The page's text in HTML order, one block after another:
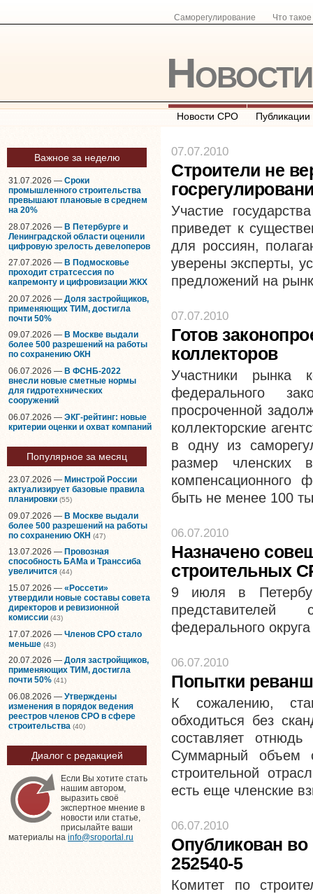
Саморегулирование Что
Новости СРО Публикации
Важное за неделю
31.07.2026 — Сроки
промышленного строительства
превышают плановые в среднем
на 20%
28.07.2026 — В Петербурге и
Ленинградской области оценили
цифровую зрелость девелоперов
27.07.2026 — В Подмосковье
проходит стратсессия по
капремонту и цифровизации ЖКХ
20.07.2026 — Доля застройщиков,
применяющих ТИМ, достигла
почти 50%
09.07.2026 — В Москве выдали
более 500 разрешений на работы
по сохранению ОКН
06.07.2026 — В ФСНБ-2022
внесли новые сметные нормы
для гидротехнических
сооружений
06.07.2026 — ЭКГ-рейтинг: новые
критерии оценки и охват компаний
Популярное за месяц
23.07.2026 — Минстрой России
актуализирует базовые правила
планировки (55)
09.07.2026 — В Москве выдали
более 500 разрешений на работы
по сохранению ОКН (47)
13.07.2026 — Провозная
способность БАМа и Транссиба
увеличится (44)
15.07.2026 — «Россети»
утвердили новые составы совета
директоров и ревизионной
комиссии (43)
17.07.2026 — Членов СРО стало
меньше (43)
20.07.2026 — Доля застройщиков,
применяющих ТИМ, достигла
почти 50% (41)
06.08.2026 — Утверждены
изменения в порядок ведения
реестров членов СРО в сфере
строительства (40)
Диалог с редакцией
Если Вы хотите стать
нашим автором,
выразить своё
экспертное мнение в
новости или статье,
присылайте ваши
материалы на info@sroportal.ru
07.07.2010
Строители не
Участие
приведет к
для россиян,
уверены эксперты,
предложений на
07.07.2010
Готов
коллекторов
Участники рынка
федерального
просроченной
коллекторские
в одну из
размер членских
компенсационного
быть не менее 100
06.07.2010
Назначено
строительных
9 июля в
представителей
федерального
06.07.2010
Попытки
К сожалению,
обходиться без
составляет отнюдь
Суммарный объем
строительной
есть еще членские
06.07.2010
Опубликован
252540-5
Комитет по